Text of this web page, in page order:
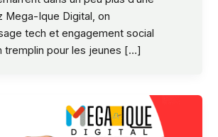
Mega-Ique Digital, on
tech et engagement social
tremplin pour les jeunes […]